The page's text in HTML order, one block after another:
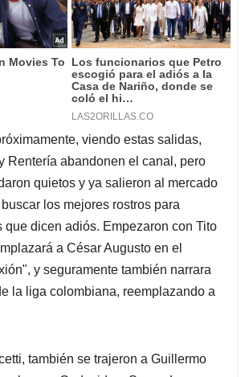
viendo estas salidas,
Rentería abandonen el canal, pero
quietos y ya salieron al mercado
los mejores rostros para
que dicen adiós. Empezaron con Tito
a César Augusto en el
y seguramente también narrara
la liga colombiana, reemplazando a
también se trajeron a Guillermo